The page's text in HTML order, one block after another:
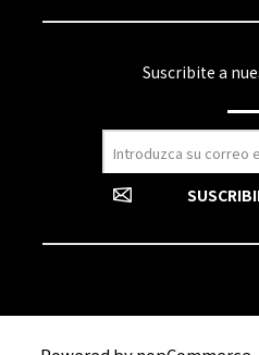
Suscribite a